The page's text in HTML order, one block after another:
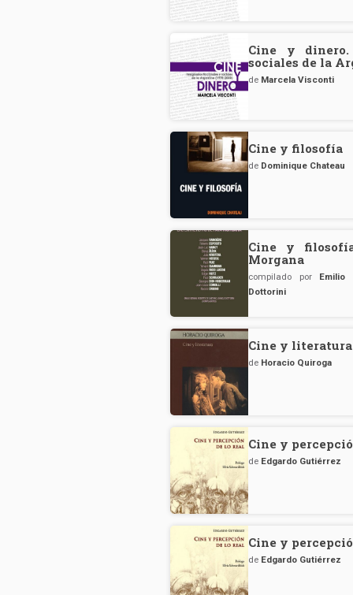
Cine y
sociales de la
de Marcela Visconti
Cine y filosofía
de Dominique Chateau
Cine y
Morgana
compilado por Emilio
Dottorini
Cine y literatura
de Horacio Quiroga
Cine y
de Edgardo Gutiérrez
Cine y
de Edgardo Gutiérrez